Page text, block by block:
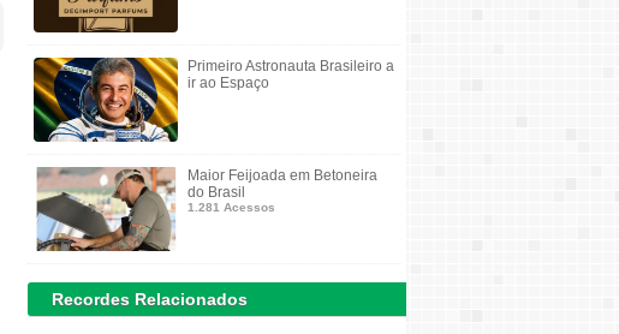
Primeiro Astronauta Brasileiro a
ir ao Espaço
Maior Feijoada em Betoneira
do Brasil
1.281 Acessos
Recordes Relacionados